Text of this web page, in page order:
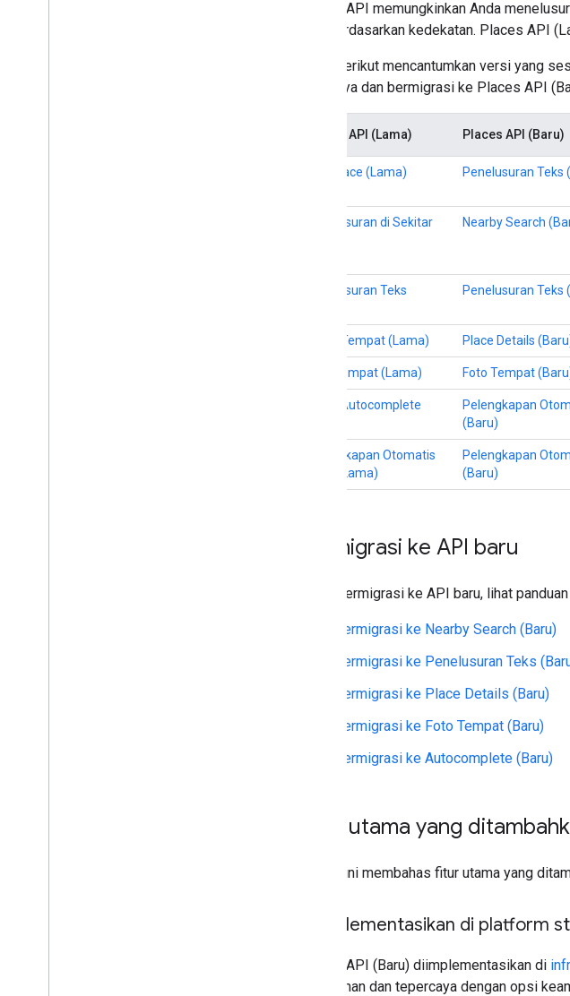
Places API memungkinkan Anda
atau berdasarkan kedekatan. Places API
Tabel berikut mencantumkan versi yang
keduanya dan bermigrasi ke Places API
Places API (Lama) Places API (Baru)
Find Place (Lama) Penelusuran Teks
Penelusuran di Sekitar
Nearby Search
Penelusuran Teks
Penelusuran Teks
Detail Tempat (Lama) Place Details
Foto Tempat (Lama) Foto Tempat
Place Autocomplete
Pelengkapan
(Baru)
Pelengkapan Otomatis
Kueri (Lama)
Pelengkapan
(Baru)
Bermigrasi ke API baru
Untuk bermigrasi ke API baru, lihat
Bermigrasi ke Nearby Search (Baru)
Bermigrasi ke Penelusuran Teks
Bermigrasi ke Place Details (Baru)
Bermigrasi ke Foto Tempat (Baru)
Bermigrasi ke Autocomplete (Baru)
Fitur utama yang
Bagian ini membahas fitur utama yang
Diimplementasikan di platform
Places API (Baru) diimplementasikan di
lebih aman dan tepercaya dengan opsi